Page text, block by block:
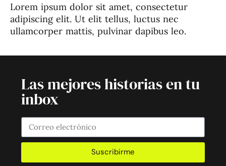
Lorem ipsum dolor sit amet, consectetur
adipiscing elit. Ut elit tellus, luctus nec
ullamcorper mattis, pulvinar dapibus leo.
Las mejores historias en tu
inbox
Suscribirme